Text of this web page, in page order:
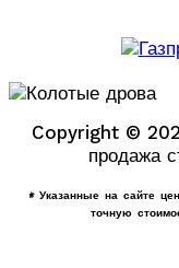
Copyright ©
продажа
* Указанные на сайте
точную